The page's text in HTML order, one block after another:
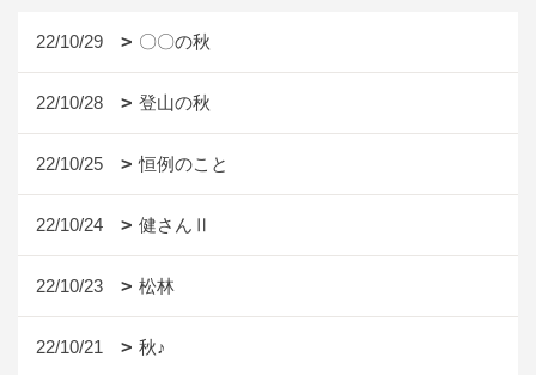
22/10/29 〇〇の秋
22/10/28 登山の秋
22/10/25 恒例のこと
22/10/24 健さんⅡ
22/10/23 松林
22/10/21 秋♪